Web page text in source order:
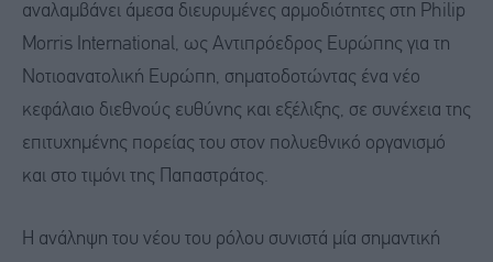
αναλαμβάνει άμεσα διευρυμένες αρμοδιότητες στη Philip
Morris International, ως Αντιπρόεδρος Ευρώπης για τη
Νοτιοανατολική Ευρώπη, σηματοδοτώντας ένα νέο
κεφάλαιο διεθνούς ευθύνης και εξέλιξης, σε συνέχεια της
επιτυχημένης πορείας του στον πολυεθνικό οργανισμό
και στο τιμόνι της Παπαστράτος.
Η ανάληψη του νέου του ρόλου συνιστά μία σημαντική